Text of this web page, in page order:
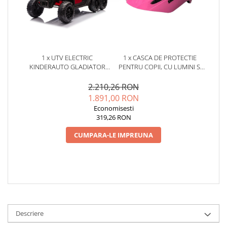
1 x UTV ELECTRIC
KINDERAUTO GLADIATOR
ROTI MOI EVA, SCAUN
TAPITAT, 180W, 12V,
PREMIUM, ROSU
1 x CASCA DE PROTECTIE
PENTRU COPII, CU LUMINI SI
2.210,26 RON
1.891,00 RON
Economisesti
319,26 RON
CUMPARA-LE IMPREUNA
Descriere